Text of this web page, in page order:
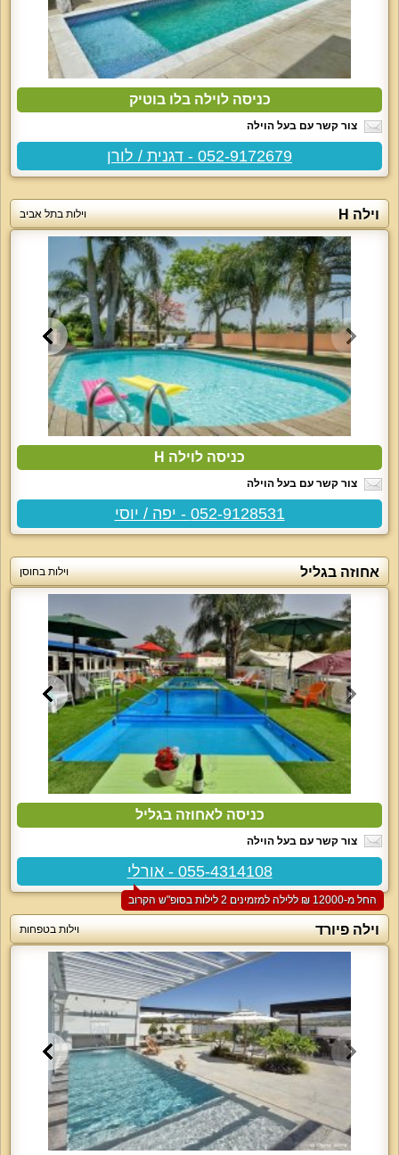
כניסה לוילה בלו בוטיק
צור קשר עם בעל הוילה
052-9172679 - דגנית / לורן
וילה H וילות בתל אביב
כניסה לוילה H
צור קשר עם בעל הוילה
052-9128531 - יפה / יוסי
אחוזה בגליל וילות בחוסן
כניסה לאחוזה בגליל
צור קשר עם בעל הוילה
055-4314108 - אורלי
החל מ-‏12000 ₪ ללילה למזמינים 2 לילות בסופ"ש הקרוב
וילה פיורד וילות בטפחות